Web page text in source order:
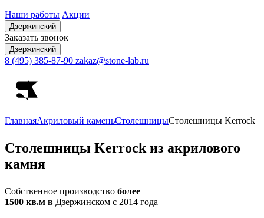
Наши работы Акции
Дзержинский
Заказать звонок
Дзержинский
8 (495) 385-87-90 zakaz@stone-lab.ru
ГлавнаяАкриловый каменьСтолешницыСтолешницы Kerrock
Столешницы Kerrock из акрилового
камня
Собственное производство более
1500 кв.м в Дзержинском с 2014 года